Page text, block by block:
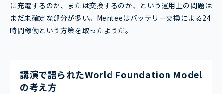
に充電するのか、または交換するのか、という運用上の問題は
まだ未確定な部分が多い。Menteeはバッテリー交換による24
時間稼働という方策を取ったようだ。
講演で語られたWorld Foundation Model
の考え方